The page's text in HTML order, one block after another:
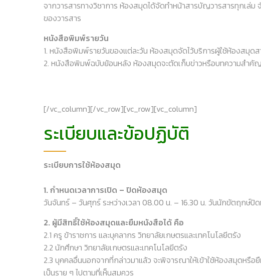
จากวารสารทางวิชาการ ห้องสมุดได้จัดทำหน้าสารบัญวารสารทุกเล่ม
ของวารสาร
หนังสือพิมพ์รายวัน
1. หนังสือพิมพ์รายวันของแต่ละวัน ห้องสมุดจัดไว้บริการผู้ใช้ห้องสมุดส
2. หนังสือพิมพ์ฉบับย้อนหลัง ห้องสมุดจะตัดเก็บข่าวหรือบทความสำคั
[/vc_column][/vc_row][vc_row][vc_column]
ระเบียบและข้อปฏิบัติ
ระเบียบการใช้ห้องสมุด
1. กำหนดเวลาการเปิด – ปิดห้องสมุด
วันจันทร์ – วันศุกร์ ระหว่างเวลา 08.00 น. – 16.30 น. วันนักขัตฤกษ์ปิ
2. ผู้มีสิทธิ์ใช้ห้องสมุดและยืมหนังสือได้ คือ
2.1 ครู ข้าราชการ และบุคลากร วิทยาลัยเกษตรและเทคโนโลยีตรัง
2.2 นักศึกษา วิทยาลัยเกษตรและเทคโนโลยีตรัง
2.3 บุคคลอื่นนอกจากที่กล่าวมาแล้ว จะพิจารณาให้เข้าใช้ห้องสมุดหรือ
เป็นราย ๆ ไปตามที่เห็นสมควร